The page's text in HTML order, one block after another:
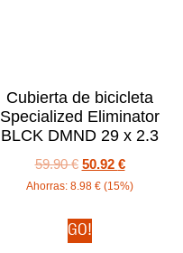
Cubierta de bicicleta
Specialized Eliminator
BLCK DMND 29 x 2.3
59.90€ 50.92 €
Ahorras: 8.98 € (15%)
GO!